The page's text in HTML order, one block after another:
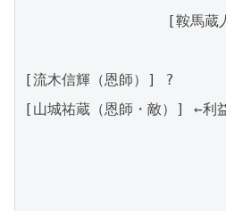
[鞍馬蔵人
[流木信輝（恩師）] ?
[山城祐蔵（恩師・敵）] ←